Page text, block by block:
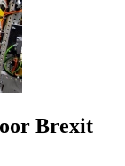
Brexit